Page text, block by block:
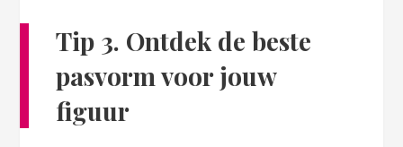
Tip 3. Ontdek de beste
pasvorm voor jouw
figuur